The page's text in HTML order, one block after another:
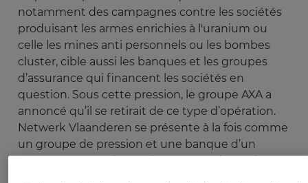
notamment des campagnes contre les sociétés
produisant les armes enrichies à l'uranium ou
celle les mines anti personnels ou les bombes
cluster, cible aussi les banques et les groupes
d’assurance qui financent les sociétés en
question. Sous cette pression, le groupe AXA a
annoncé qu’il se retirait de ce type d’opération.
Netwerk Vlaanderen se présente à la fois comme
un groupe de pression et une banque d’un